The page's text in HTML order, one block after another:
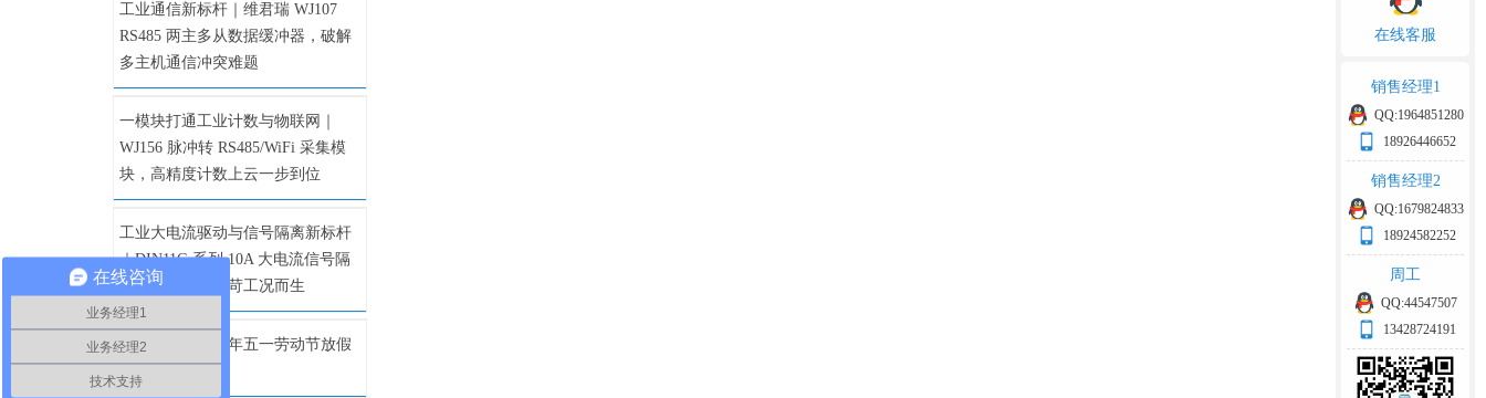
在线客服
销售经理1
QQ:1964851280
18926446652
销售经理2
QQ:1679824833
18924582252
周工
QQ:44547507
13428724191
工业通信新标杆｜维君瑞 WJ107
RS485 两主多从数据缓冲器，破解
多主机通信冲突难题
一模块打通工业计数与物联网｜
WJ156 脉冲转 RS485/WiFi 采集模
块，高精度计数上云一步到位
工业大电流驱动与信号隔离新标杆
｜DIN11G 系列 10A 大电流信号隔
离变送器，为严苛工况而生
维君瑞科技2026年五一劳动节放假
通知
在线咨询
业务经理1
业务经理2
技术支持